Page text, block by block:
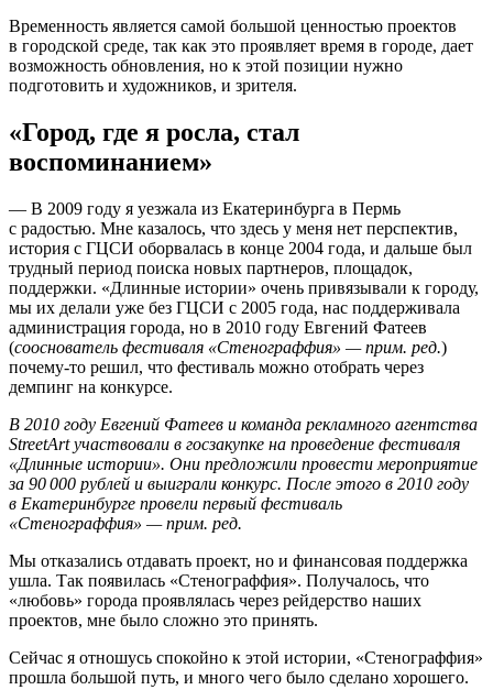
Временность является самой большой ценностью проектов
в городской среде, так как это проявляет время в городе, дает
возможность обновления, но к этой позиции нужно
подготовить и художников, и зрителя.
«Город, где я росла, стал
воспоминанием»
— В 2009 году я уезжала из Екатеринбурга в Пермь
с радостью. Мне казалось, что здесь у меня нет перспектив,
история с ГЦСИ оборвалась в конце 2004 года, и дальше был
трудный период поиска новых партнеров, площадок,
поддержки. «Длинные истории» очень привязывали к городу,
мы их делали уже без ГЦСИ с 2005 года, нас поддерживала
администрация города, но в 2010 году Евгений Фатеев
(сооснователь фестиваля «Стенограффия» — прим. ред.)
почему-то решил, что фестиваль можно отобрать через
демпинг на конкурсе.
В 2010 году Евгений Фатеев и команда рекламного агентства
StreetArt участвовали в госзакупке на проведение фестиваля
«Длинные истории». Они предложили провести мероприятие
за 90 000 рублей и выиграли конкурс. После этого в 2010 году
в Екатеринбурге провели первый фестиваль
«Стенограффия» — прим. ред.
Мы отказались отдавать проект, но и финансовая поддержка
ушла. Так появилась «Стенограффия». Получалось, что
«любовь» города проявлялась через рейдерство наших
проектов, мне было сложно это принять.
Сейчас я отношусь спокойно к этой истории, «Стенограффия»
прошла большой путь, и много чего было сделано хорошего.